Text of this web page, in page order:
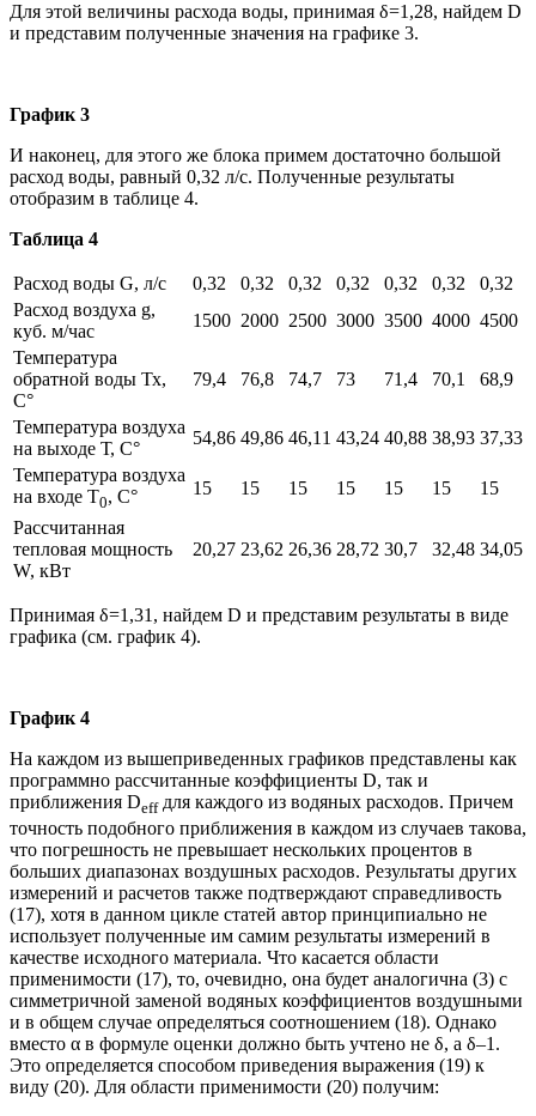
Для этой величины расхода воды, принимая δ=1,28, найдем D
и представим полученные значения на графике 3.
График 3
И наконец, для этого же блока примем достаточно большой
расход воды, равный 0,32 л/с. Полученные результаты
отобразим в таблице 4.
Таблица 4
Расход воды G, л/с 0,32 0,32 0,32 0,32 0,32 0,32
0,32
Расход воздуха g,
куб. м/час
1500 2000 2500 3000 3500 4000 4500
Температура
обратной воды Тх,
С°
79,4 76,8 74,7 73 71,4 70,1 68,9
Температура воздуха
на выходе Т, С°
54,86 49,86 46,11 43,24 40,88 38,93 37,33
Температура воздуха
на входе Т0, С° 15 15 15 15 15 15
15
Рассчитанная
тепловая мощность
W, кВт
20,27 23,62 26,36 28,72 30,7 32,48 34,05
Принимая δ=1,31, найдем D и представим результаты в виде
графика (см. график 4).
График 4
На каждом из вышеприведенных графиков представлены как
программно рассчитанные коэффициенты D, так и
приближения Deffдля каждого из водяных расходов. Причем
точность подобного приближения в каждом из случаев такова,
что погрешность не превышает нескольких процентов в
больших диапазонах воздушных расходов. Результаты других
измерений и расчетов также подтверждают справедливость
(17), хотя в данном цикле статей автор принципиально не
использует полученные им самим результаты измерений в
качестве исходного материала. Что касается области
применимости (17), то, очевидно, она будет аналогична (3) с
симметричной заменой водяных коэффициентов воздушными
и в общем случае определяться соотношением (18). Однако
вместо α в формуле оценки должно быть учтено не δ, а δ–1.
Это определяется способом приведения выражения (19) к
виду (20). Для области применимости (20) получим: